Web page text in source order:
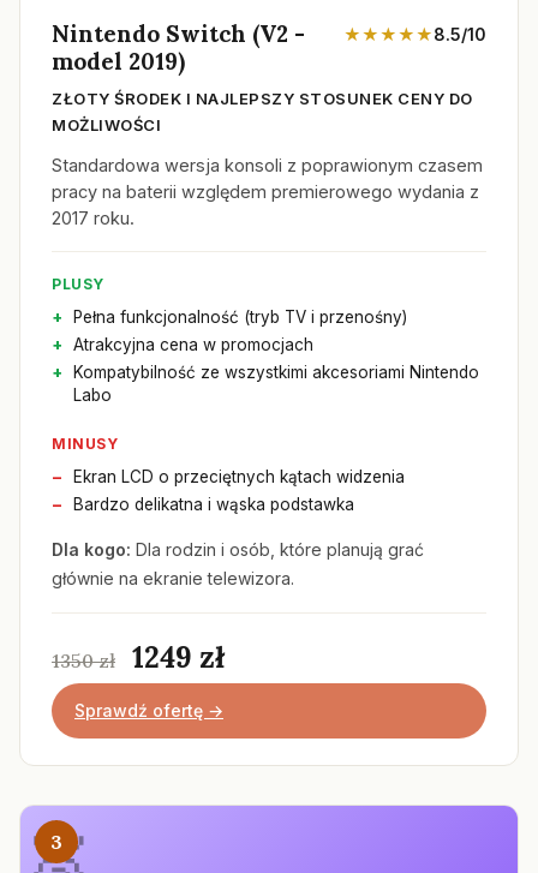
Nintendo Switch (V2 -
model 2019)
★★★★★8.5/10
ZŁOTY ŚRODEK I NAJLEPSZY STOSUNEK CENY DO
MOŻLIWOŚCI
Standardowa wersja konsoli z poprawionym czasem
pracy na baterii względem premierowego wydania z
2017 roku.
PLUSY
Pełna funkcjonalność (tryb TV i przenośny)
Atrakcyjna cena w promocjach
Kompatybilność ze wszystkimi akcesoriami Nintendo
Labo
MINUSY
Ekran LCD o przeciętnych kątach widzenia
Bardzo delikatna i wąska podstawka
Dla kogo: Dla rodzin i osób, które planują grać
głównie na ekranie telewizora.
1350 zł 1249 zł
Sprawdź ofertę →
3